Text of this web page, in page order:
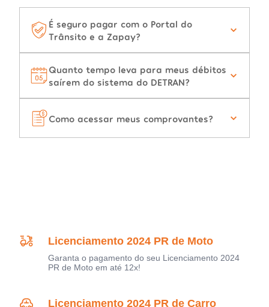
É seguro pagar com o Portal do
Trânsito e a Zapay?
Quanto tempo leva para meus débitos
saírem do sistema do DETRAN?
Como acessar meus comprovantes?
Licenciamento 2024 PR de Moto
Garanta o pagamento do seu Licenciamento 2024
PR de Moto em até 12x!
Licenciamento 2024 PR de Carro